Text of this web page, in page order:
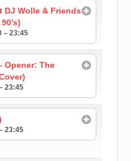
DJ Wolle & Friends
– 23:45
Opener: The
23:45
23:45